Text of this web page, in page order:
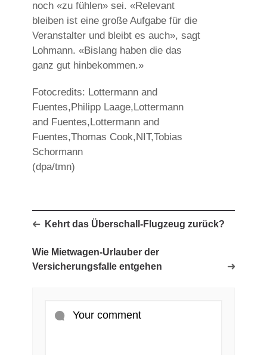
noch «zu fühlen» sei. «Relevant
bleiben ist eine große Aufgabe für die
Veranstalter und bleibt es auch», sagt
Lohmann. «Bislang haben die das
ganz gut hinbekommen.»
Fotocredits: Lottermann and
Fuentes,Philipp Laage,Lottermann
and Fuentes,Lottermann and
Fuentes,Thomas Cook,NIT,Tobias
Schormann
(dpa/tmn)
Kehrt das Überschall-Flugzeug zurück?
Wie Mietwagen-Urlauber der
Versicherungsfalle entgehen